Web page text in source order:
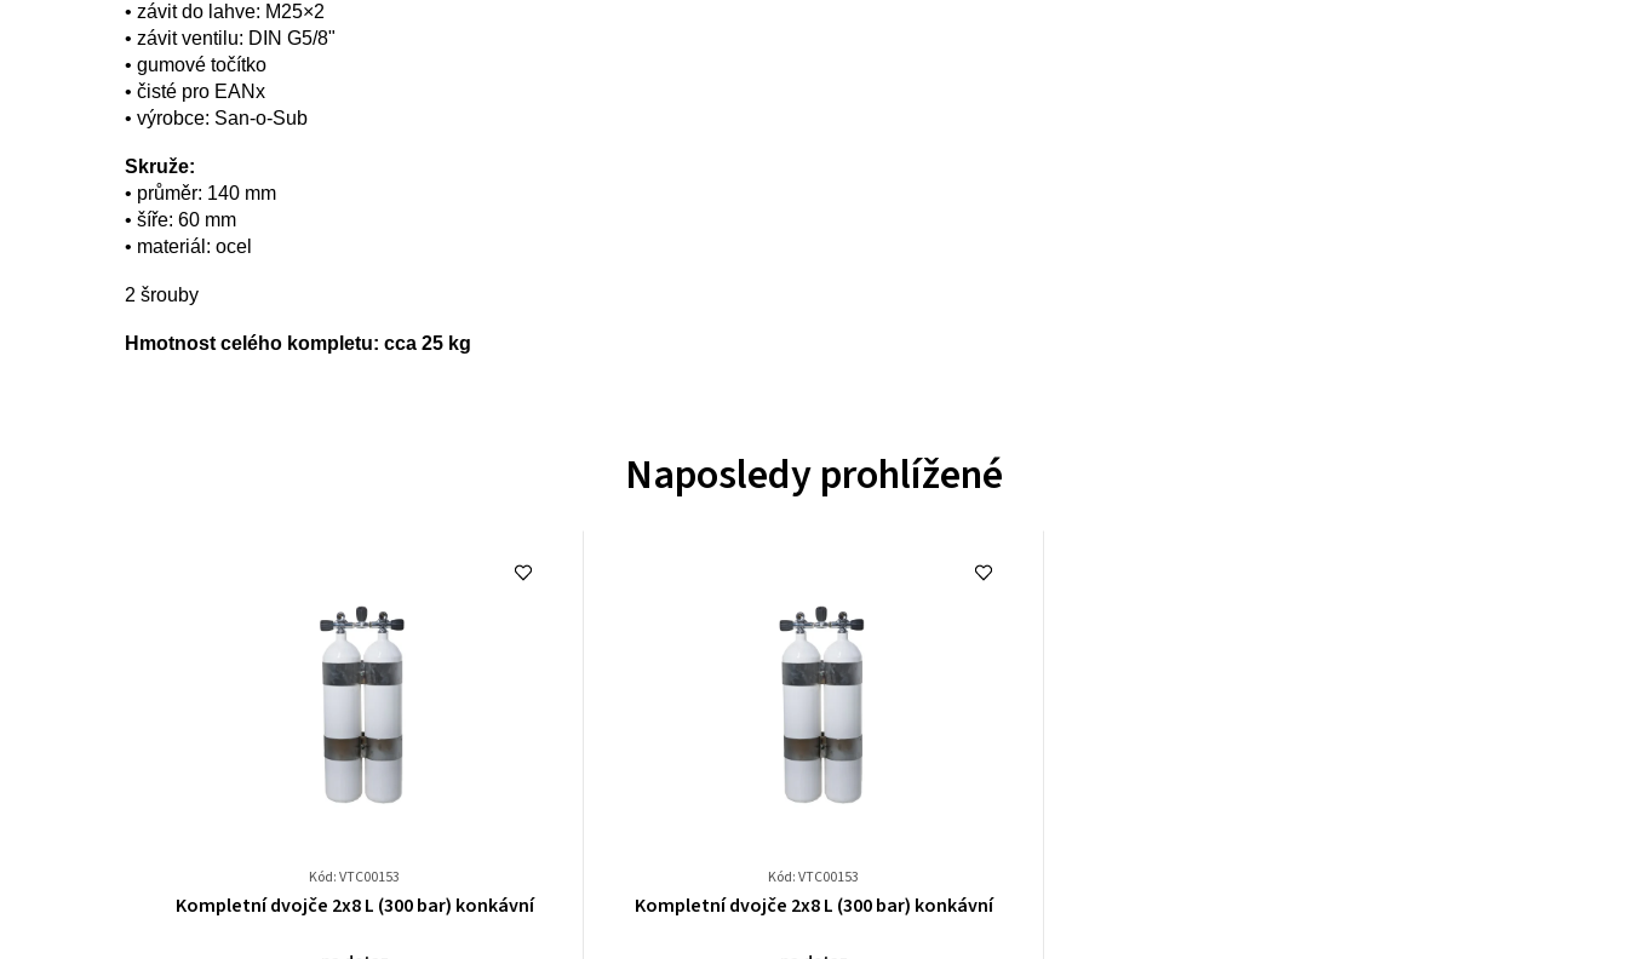
• závit do lahve: M25×2
• závit ventilu: DIN G5/8"
• gumové točítko
• čisté pro EANx
• výrobce: San-o-Sub
Skruže:
• průměr: 140 mm
• šíře: 60 mm
• materiál: ocel
2 šrouby
Hmotnost celého kompletu: cca 25 kg
Naposledy prohlížené
Kód: VTC00153
Průměrné
Kompletní dvojče 2x8 L (300 bar) konkávní
Kód: VTC00153
Průměrné
Kompletní dvojče 2x8 L (300 bar) konkávní